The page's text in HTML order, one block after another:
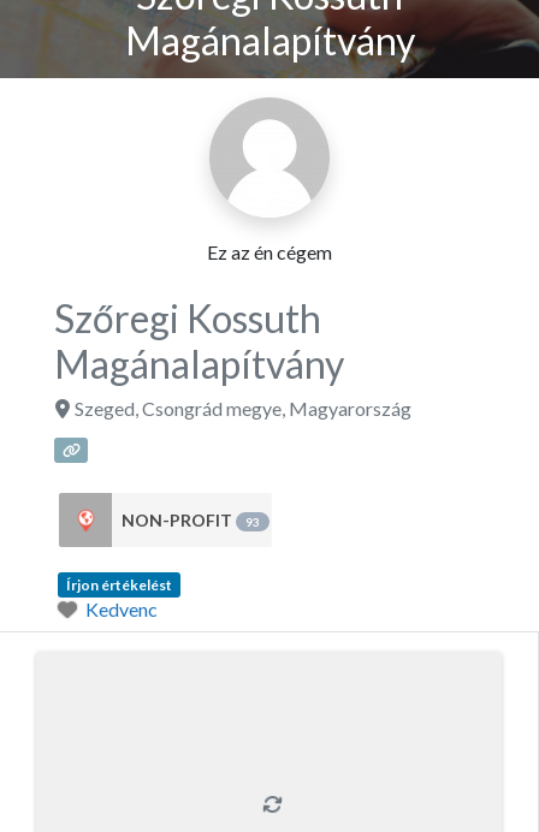
Magánalapítvány
Ez az én cégem
Szőregi Kossuth
Magánalapítvány
Szeged,Csongrád megye, Magyarország
NON-PROFIT 93
Írjon értékelést
Kedvenc